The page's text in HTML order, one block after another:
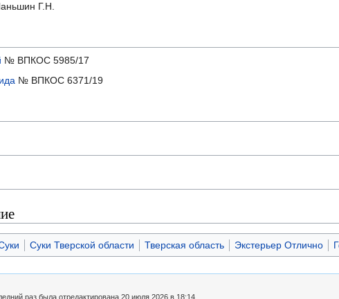
Г.Н.
№ ВПКОС 5985/17
№ ВПКОС 6371/19
Суки Тверской области Тверская область Экстерьер Отлично
раз была отредактирована 20 июля 2026 в 18:14.